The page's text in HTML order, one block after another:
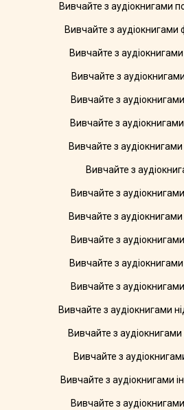
Вивчайте з аудіокнигами
Вивчайте з
Вивчайте з аудіокнигами
Вивчайте з
Вивчайте з
Вивчайте з
Вивчайте з
Вивчайте з
Вивчайте з
Вивчайте з
Вивчайте з
Вивчайте з
Вивчайте з
Вивчайте з аудіокнигами
Вивчайте з
Вивчайте з
Вивчайте з аудіокнигами
Вивчайте з